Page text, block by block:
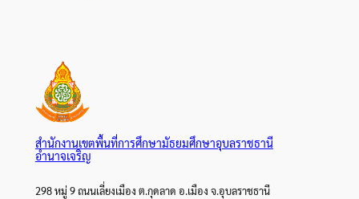
สำนักงานเขตพื้นที่การศึกษามัธยมศึกษาอุบลราชธานี
อำนาจเจริญ
298 หมู่ 9 ถนนเลี่ยงเมือง ต.กุดลาด อ.เมือง จ.อุบลราชธานี